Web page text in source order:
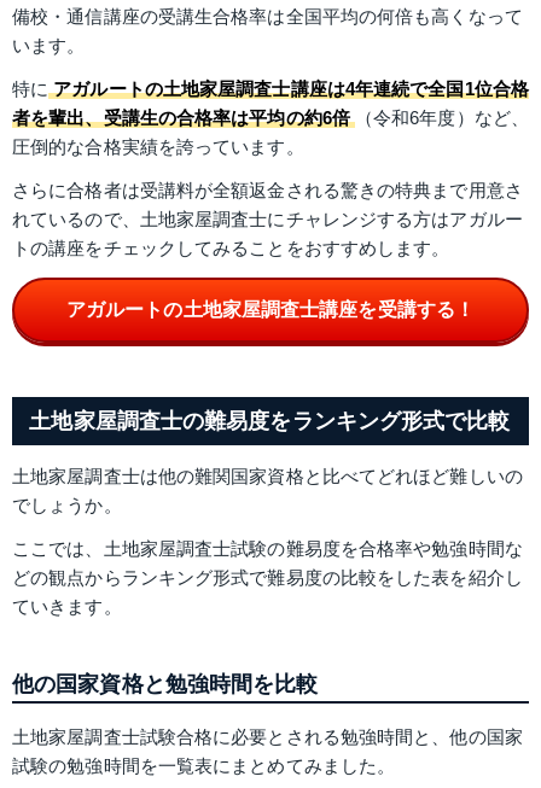
備校・通信講座の受講生合格率は全国平均の何倍も高くなって
います。
特に アガルートの土地家屋調査士講座は4年連続で全国1位合格
者を輩出、受講生の合格率は平均の約6倍 （令和6年度）など、
圧倒的な合格実績を誇っています。
さらに合格者は受講料が全額返金される驚きの特典まで用意さ
れているので、土地家屋調査士にチャレンジする方はアガルー
トの講座をチェックしてみることをおすすめします。
アガルートの土地家屋調査士講座を受講する！
土地家屋調査士の難易度をランキング形式で比較
土地家屋調査士は他の難関国家資格と比べてどれほど難しいの
でしょうか。
ここでは、土地家屋調査士試験の難易度を合格率や勉強時間な
どの観点からランキング形式で難易度の比較をした表を紹介し
ていきます。
他の国家資格と勉強時間を比較
土地家屋調査士試験合格に必要とされる勉強時間と、他の国家
試験の勉強時間を一覧表にまとめてみました。